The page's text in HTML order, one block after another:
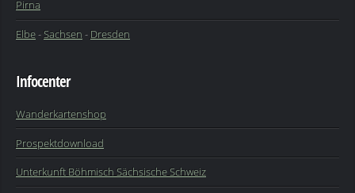
Pirna
Elbe-Sachsen - Dresden
Infocenter
Wanderkartenshop
Prospektdownload
Unterkunft Böhmisch Sächsische Schweiz